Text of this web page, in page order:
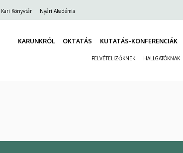
Kari Könyvtár Nyári Akadémia
KARUNKRÓL OKTATÁS KUTATÁS-KONFERENCIÁK
FELVÉTELIZŐKNEK HALLGATÓKNAK